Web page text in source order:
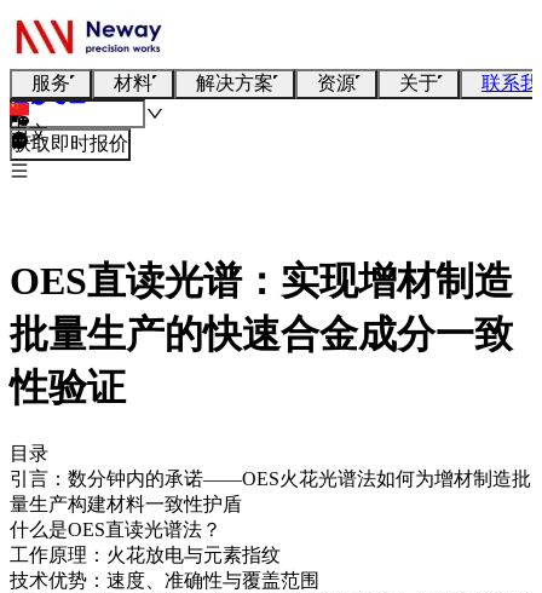
服务 材料 解决方案 资源 关于 联系
中文
获取即时报价
OES直读光谱：实现增材制造
批量生产的快速合金成分一致
性验证
目录
引言：数分钟内的承诺——OES火花光谱法如何为增材制造批
量生产构建材料一致性护盾
什么是OES直读光谱法？
工作原理：火花放电与元素指纹
技术优势：速度、准确性与覆盖范围